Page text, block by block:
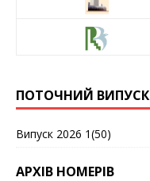
ПОТОЧНИЙ ВИПУСК
Випуск 2026 1(50)
АРХІВ НОМЕРІВ